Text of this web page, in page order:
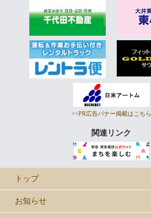
>>PR広告バナー掲載はこちら
関連リンク
トップ
お知らせ